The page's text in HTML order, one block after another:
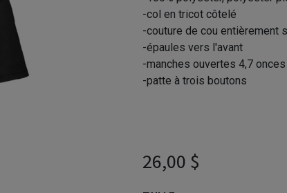
-col en tricot côtelé
-couture de cou entièrement
-épaules vers l'avant
-manches ouvertes 4,7 onces
-patte à trois boutons
26,00 $